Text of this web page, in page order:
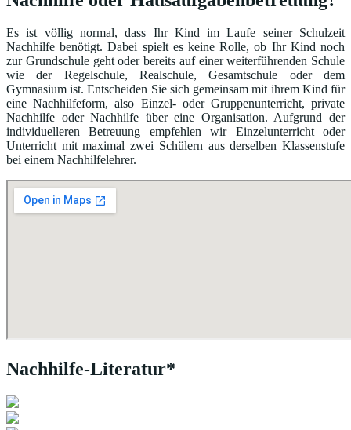
Es ist völlig normal, dass Ihr Kind im Laufe seiner Schulzeit
Nachhilfe benötigt. Dabei spielt es keine Rolle, ob Ihr Kind noch
zur Grundschule geht oder bereits auf einer weiterführenden Schule
wie der Regelschule, Realschule, Gesamtschule oder dem
Gymnasium ist. Entscheiden Sie sich gemeinsam mit ihrem Kind für
eine Nachhilfeform, also Einzel- oder Gruppenunterricht, private
Nachhilfe oder Nachhilfe über eine Organisation. Aufgrund der
individuelleren Betreuung empfehlen wir Einzelunterricht oder
Unterricht mit maximal zwei Schülern aus derselben Klassenstufe
bei einem Nachhilfelehrer.
Nachhilfe-Literatur*